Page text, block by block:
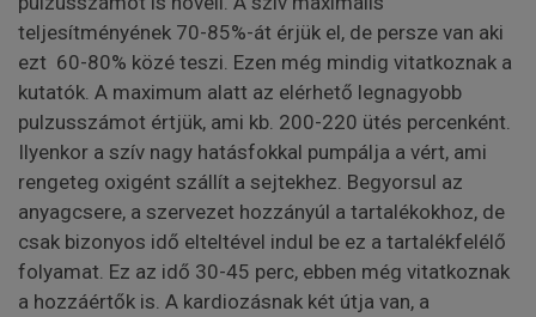
teljesítményének 70-85%-át érjük el, de persze van aki
ezt 60-80% közé teszi. Ezen még mindig vitatkoznak a
kutatók. A maximum alatt az elérhető legnagyobb
pulzusszámot értjük, ami kb. 200-220 ütés percenként.
Ilyenkor a szív nagy hatásfokkal pumpálja a vért, ami
rengeteg oxigént szállít a sejtekhez. Begyorsul az
anyagcsere, a szervezet hozzányúl a tartalékokhoz, de
csak bizonyos idő elteltével indul be ez a tartalékfelélő
folyamat. Ez az idő 30-45 perc, ebben még vitatkoznak
a hozzáértők is. A kardiozásnak két útja van, a